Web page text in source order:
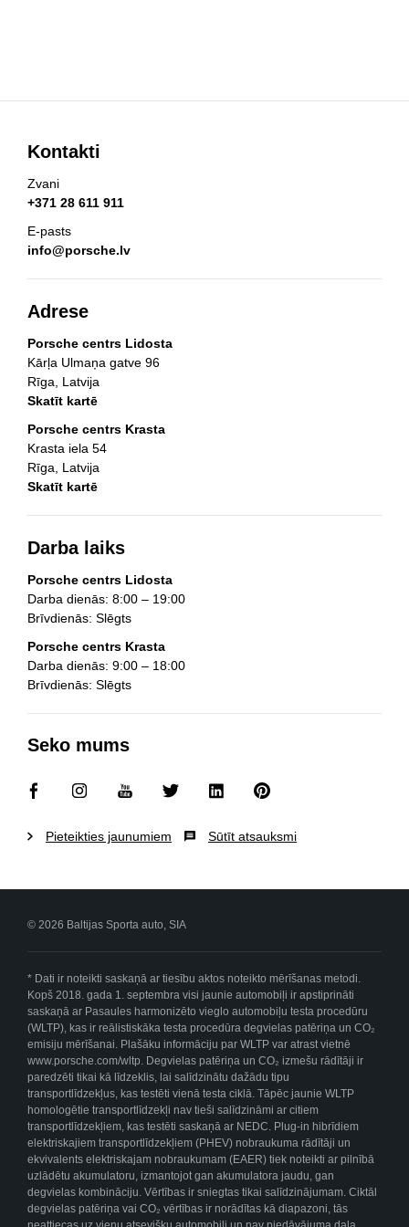
Kontakti
Zvani
+371 28 611 911
E-pasts
info@porsche.lv
Adrese
Porsche centrs Lidosta
Kārļa Ulmaņa gatve 96
Rīga, Latvija
Skatīt kartē
Porsche centrs Krasta
Krasta iela 54
Rīga, Latvija
Skatīt kartē
Darba laiks
Porsche centrs Lidosta
Darba dienās: 8:00 – 19:00
Brīvdienās: Slēgts
Porsche centrs Krasta
Darba dienās: 9:00 – 18:00
Brīvdienās: Slēgts
Seko mums
Pieteikties jaunumiem Sūtīt atsauksmi
© 2026 Baltijas Sporta auto, SIA
* Dati ir noteikti saskaņā ar tiesību aktos noteikto mērīšanas metodi.
Kopš 2018. gada 1. septembra visi jaunie automobiļi ir apstiprināti
saskaņā ar Pasaules harmonizēto vieglo automobiļu testa procedūru
(WLTP), kas ir reālistiskāka testa procedūra degvielas patēriņa un CO₂
emisiju mērīšanai. Plašāku informāciju par WLTP var atrast vietnē
www.porsche.com/wltp. Degvielas patēriņa un CO₂ izmešu rādītāji ir
paredzēti tikai kā līdzeklis, lai salīdzinātu dažādu tipu
transportlīdzekļus, kas testēti vienā testa ciklā. Tāpēc jaunie WLTP
homologētie transportlīdzekļi nav tieši salīdzināmi ar citiem
transportlīdzekļiem, kas testēti saskaņā ar NEDC. Plug-in hibrīdiem
elektriskajiem transportlīdzekļiem (PHEV) nobraukuma rādītāji un
ekvivalents elektriskajam nobraukumam (EAER) tiek noteikti ar pilnībā
uzlādētu akumulatoru, izmantojot gan akumulatora jaudu, gan
degvielas kombināciju. Vērtības ir sniegtas tikai salīdzinājumam. Ciktāl
degvielas patēriņa vai CO₂ vērtības ir norādītas kā diapazoni, tās